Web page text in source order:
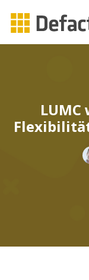
Produkte
CAPP
LUMC